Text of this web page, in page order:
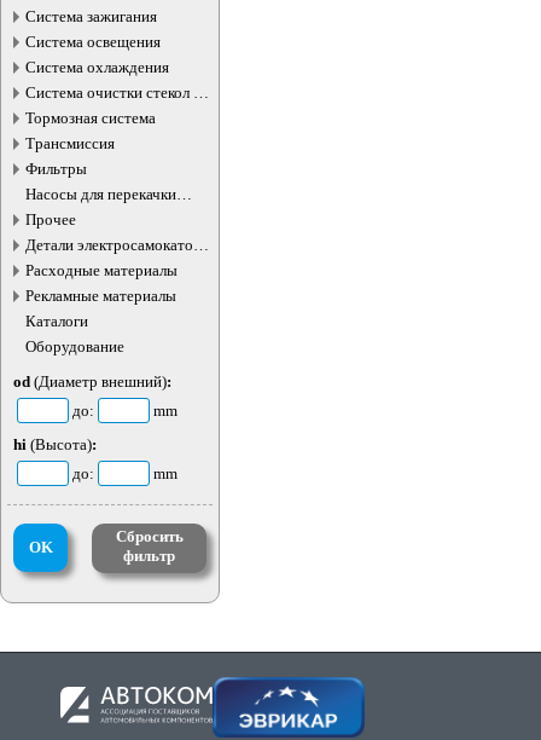
Система зажигания
Система освещения
Система охлаждения
Система очистки стекол и
фар
Тормозная система
Трансмиссия
Фильтры
Насосы для перекачки
жидкостей
Прочее
Детали электросамокатов и
электротранспорта
Расходные материалы
Рекламные материалы
Каталоги
Оборудование
od (Диаметр внешний):
до:
mm
hi (Высота):
до:
mm
OK
Сбросить
фильтр